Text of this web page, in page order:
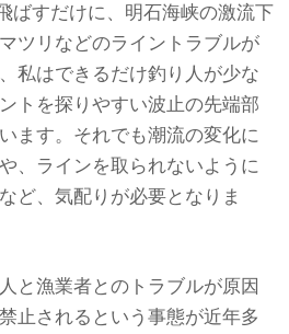
ばすだけに、明石海峡の激流下
ツリなどのライントラブルが
私はできるだけ釣り人が少な
トを探りやすい波止の先端部
ます。それでも潮流の変化に
、ラインを取られないように
ど、気配りが必要となりま
と漁業者とのトラブルが原因
止されるという事態が近年多